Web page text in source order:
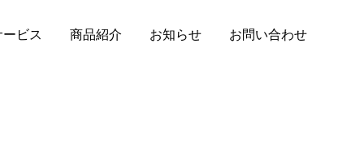
ビス 商品紹介 お知らせ お問い合わせ